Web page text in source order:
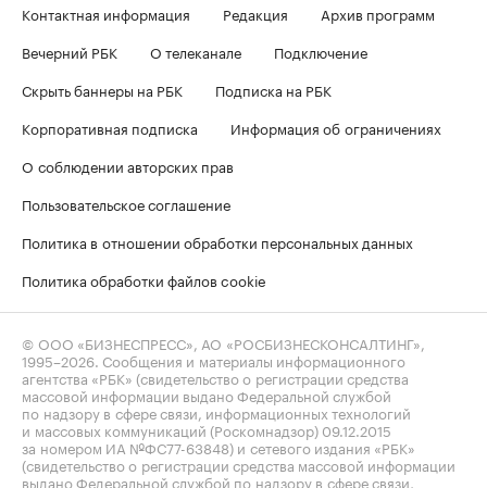
Контактная информация Редакция
Архив программ
Вечерний РБК
О телеканале
Подключение
Скрыть баннеры на РБК
Подписка на РБК
Корпоративная подписка
Информация об ограничениях
О соблюдении авторских прав
Пользовательское соглашение
Политика в отношении обработки персональных данных
Политика обработки файлов cookie
© ООО «БИЗНЕСПРЕСС», АО «РОСБИЗНЕСКОНСАЛТИНГ»,
1995–2026 . Сообщения и материалы информационного
агентства «РБК» (свидетельство о регистрации средства
массовой информации выдано Федеральной службой
по надзору в сфере связи, информационных технологий
и массовых коммуникаций (Роскомнадзор) 09.12.2015
за номером ИА №ФС77-63848) и сетевого издания «РБК»
(свидетельство о регистрации средства массовой информации
выдано Федеральной службой по надзору в сфере связи,